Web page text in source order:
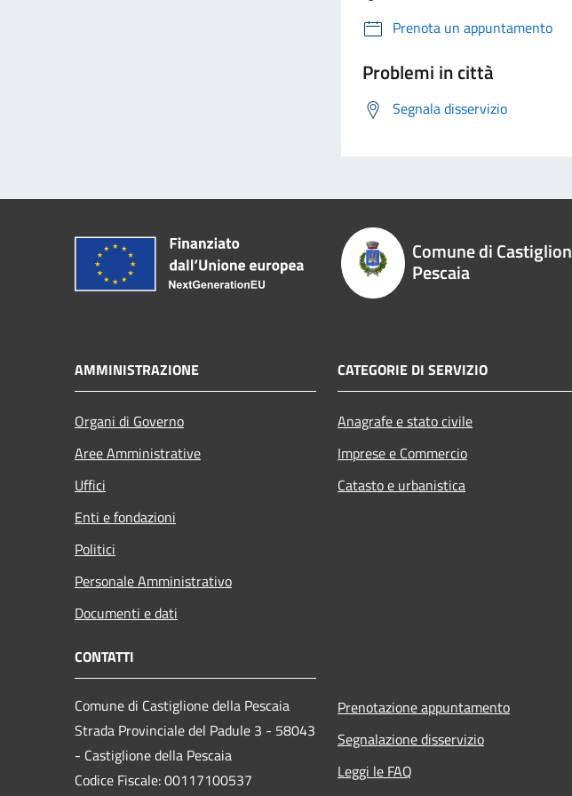
Prenota un appuntamento
Problemi in città
Segnala disservizio
Comune di
Pescaia
AMMINISTRAZIONE
Organi di Governo
Aree Amministrative
Uffici
Enti e fondazioni
Politici
Personale Amministrativo
Documenti e dati
CATEGORIE DI SERVIZIO
Anagrafe e stato civile
Imprese e Commercio
Catasto e urbanistica
CONTATTI
Comune di Castiglione della Pescaia
Strada Provinciale del Padule 3 - 58043
- Castiglione della Pescaia
Codice Fiscale: 00117100537
Prenotazione appuntamento
Segnalazione disservizio
Leggi le FAQ